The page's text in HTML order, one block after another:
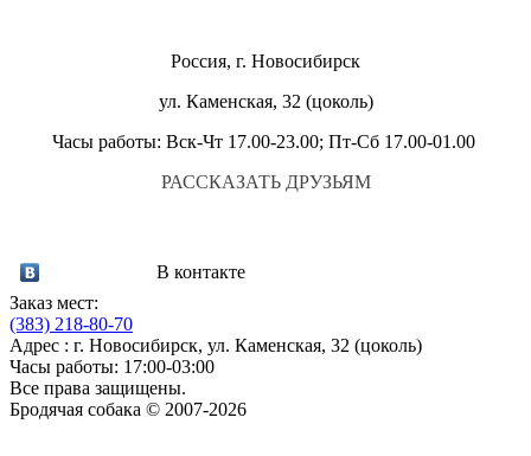
Россия, г. Новосибирск
ул. Каменская, 32 (цоколь)
Часы работы: Вск-Чт 17.00-23.00; Пт-Сб 17.00-01.00
РАССКАЗАТЬ ДРУЗЬЯМ
В контакте
Заказ мест:
(383) 218-80-70
Адрес : г. Новосибирск, ул. Каменская, 32 (цоколь)
Часы работы: 17:00-03:00
Все права защищены.
Бродячая собака © 2007-2026